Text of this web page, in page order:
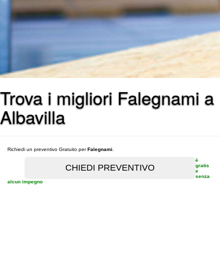
Trova i migliori Falegnami a
Albavilla
Richiedi un preventivo Gratuito perFalegnami
è
gratis
e
senza
alcun impegno